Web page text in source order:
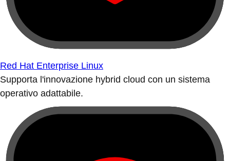
Red Hat Enterprise Linux
Supporta l'innovazione hybrid cloud con un sistema
operativo adattabile.